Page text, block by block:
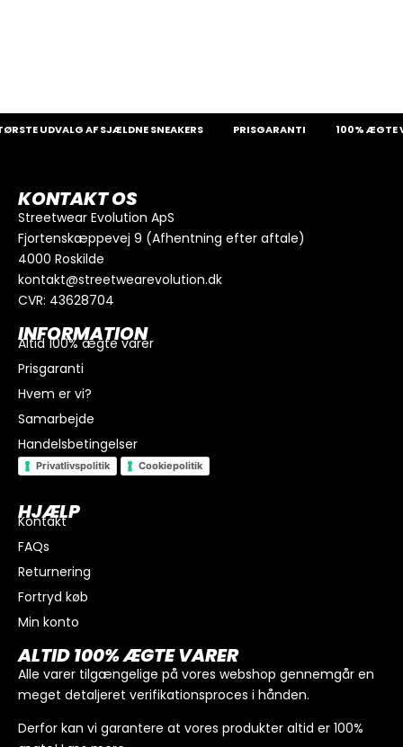
I alt
Køb for
UDVALG AF SJÆLDNE SNEAKERS PRISGARANTI 100% ÆGTE
KONTAKT OS
Streetwear Evolution ApS
Fjortenskæppevej 9 (Afhentning efter aftale)
4000 Roskilde
kontakt@streetwearevolution.dk
CVR: 43628704
INFORMATION
Altid 100% ægte varer
Prisgaranti
Hvem er vi?
Samarbejde
Handelsbetingelser
Privatlivspolitik Cookiepolitik
HJÆLP
Kontakt
FAQs
Returnering
Fortryd køb
Min konto
ALTID 100% ÆGTE VARER
Alle varer tilgængelige på vores webshop gennemgår en
meget detaljeret verifikationsproces i hånden.
Derfor kan vi garantere at vores produkter altid er 100%